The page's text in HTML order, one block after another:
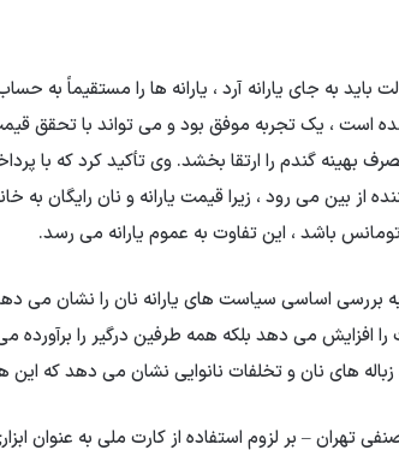
به جای یارانه آرد ، یارانه ها را مستقیماً به
تا 2 به اجرا در آمده است ، یک تجربه موفق بود و می تواند با
بهینه گندم را ارتقا بخشد. وی تأکید کرد که با
از بین می رود ، زیرا قیمت یارانه و نان رایگان به
به بررسی اساسی سیاست های یارانه نان را نشان
را افزایش می دهد بلکه همه طرفین درگیر را برآورده
های نان و تخلفات نانوایی نشان می دهد که این
تهران – بر لزوم استفاده از کارت ملی به عنوان